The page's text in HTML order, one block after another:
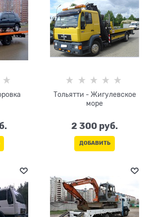
Тольятти - Жигулевское
море
2 300 руб.
ДОБАВИТЬ